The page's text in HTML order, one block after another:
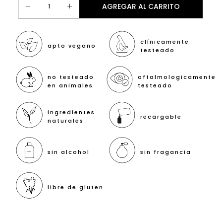
apto vegano
clínicamente
testeado
no testeado
en animales
oftalmologicamente
testeado
ingredientes
naturales
recargable
sin alcohol sin fragancia
libre de gluten